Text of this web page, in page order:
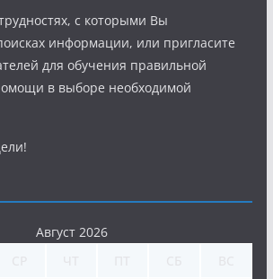
с которыми Вы
информации, или пригласите
для обучения правильной
в выборе необходимой
Август 2026